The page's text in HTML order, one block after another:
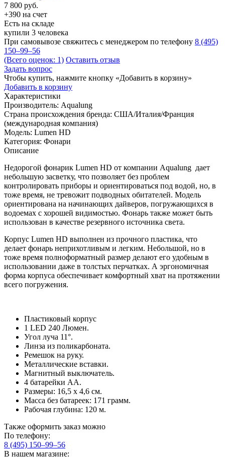
7 800 руб.
+390 на счет
Есть на складе
купили 3 человека
При самовывозе свяжитесь с менеджером по телефону 8 (495)
150–99–56
(Всего оценок: 1) Оставить отзыв
Задать вопрос
Чтобы купить, нажмите кнопку «Добавить в корзину»
Добавить в корзину
Характеристики
Производитель: Aqualung
Страна происхождения бренда: США/Италия/Франция
(международная компания)
Модель: Lumen HD
Категория: Фонари
Описание
Недорогой фонарик Lumen HD от компании Aqualung дает
небольшую засветку, что позволяет без проблем
контролировать приборы и ориентироваться под водой, но, в
тоже время, не тревожит подводных обитателей. Модель
ориентирована на начинающих дайверов, погружающихся в
водоемах с хорошей видимостью. Фонарь также может быть
использован в качестве резервного источника света.
Корпус Lumen HD выполнен из прочного пластика, что
делает фонарь неприхотливым и легким. Небольшой, но в
тоже время полноформатный размер делают его удобным в
использовании даже в толстых перчатках. А эргономичная
форма корпуса обеспечивает комфортный хват на протяжении
всего погружения.
Пластиковый корпус
1 LED 240 Люмен.
Угол луча 11°.
Линза из поликарбоната.
Ремешок на руку.
Металлические вставки.
Магнитный выключатель.
4 батарейки АА.
Размеры: 16,5 х 4,6 см.
Масса без батареек: 171 грамм.
Рабочая глубина: 120 м.
Также оформить заказ можно
По телефону:
8 (495) 150–99–56
В нашем магазине: